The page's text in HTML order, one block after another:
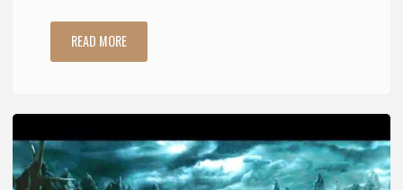
READ MORE"ABRADE
NOVA
DIRETORIA"